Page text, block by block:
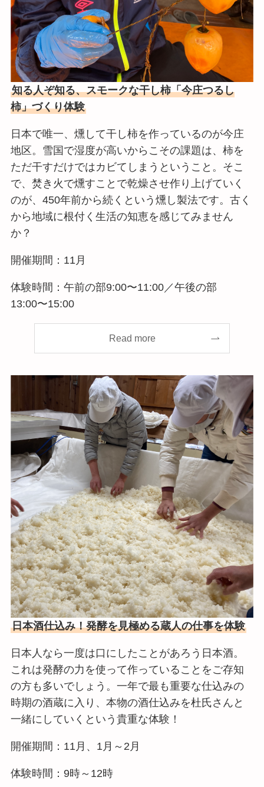
知る人ぞ知る、スモークな干し柿「今庄つるし
柿」づくり体験
日本で唯一、燻して干し柿を作っているのが今庄
地区。雪国で湿度が高いからこその課題は、柿を
ただ干すだけではカビてしまうということ。そこ
で、焚き火で燻すことで乾燥させ作り上げていく
のが、450年前から続くという燻し製法です。古く
から地域に根付く生活の知恵を感じてみません
か？
開催期間：11月
体験時間：午前の部9:00〜11:00／午後の部
13:00〜15:00
Read more
日本酒仕込み！発酵を見極める蔵人の仕事を体験
日本人なら一度は口にしたことがあろう日本酒。
これは発酵の力を使って作っていることをご存知
の方も多いでしょう。一年で最も重要な仕込みの
時期の酒蔵に入り、本物の酒仕込みを杜氏さんと
一緒にしていくという貴重な体験！
開催期間：11月、1月～2月
体験時間：9時～12時